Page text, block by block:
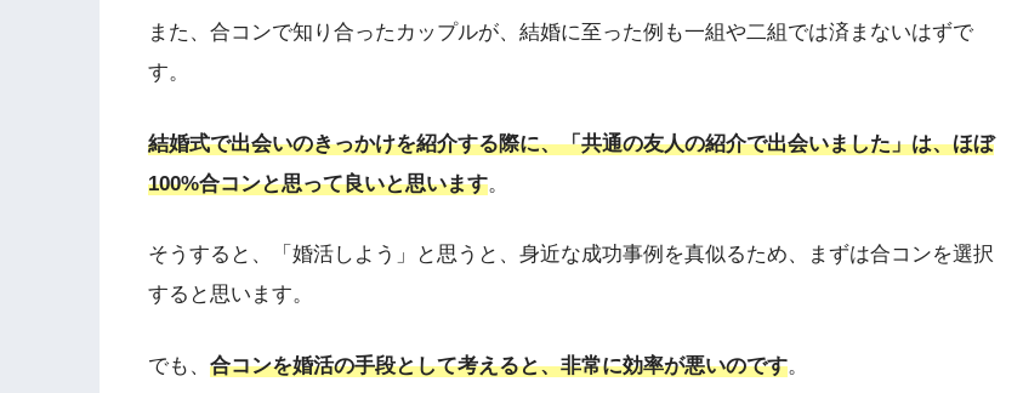
また、合コンで知り合ったカップルが、結婚に至った例も一組や二組では済まないはずで
す。
結婚式で出会いのきっかけを紹介する際に、「共通の友人の紹介で出会いました」は、ほぼ
100%合コンと思って良いと思います。
そうすると、「婚活しよう」と思うと、身近な成功事例を真似るため、まずは合コンを選択
すると思います。
でも、 合コンを婚活の手段として考えると、非常に効率が悪いのです。